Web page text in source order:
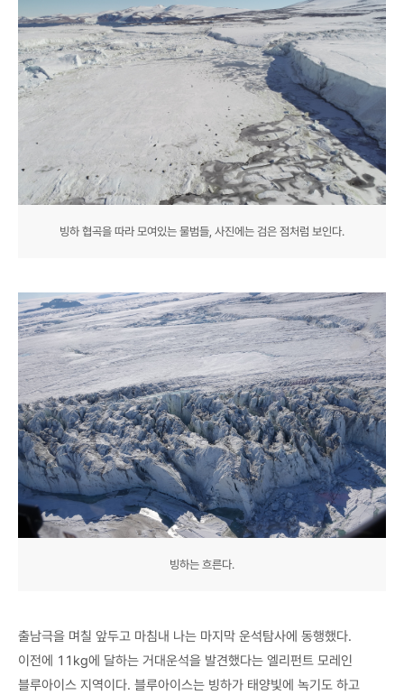
빙하 협곡을 따라 모여있는 물범들, 사진에는 검은 점처럼 보인다.
빙하는 흐른다.
출남극을 며칠 앞두고 마침내 나는 마지막 운석탐사에 동행했다.
이전에 11kg에 달하는 거대운석을 발견했다는 엘리펀트 모레인
블루아이스 지역이다. 블루아이스는 빙하가 태양빛에 녹기도 하고